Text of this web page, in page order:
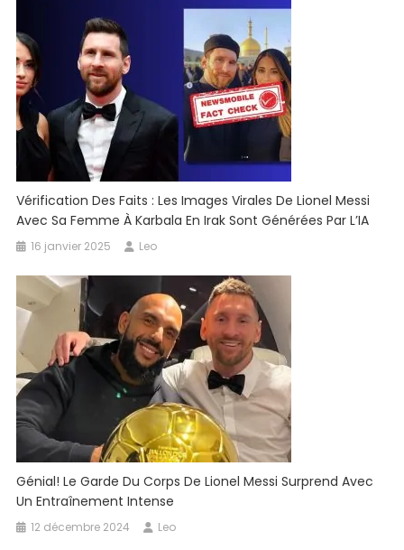
Vérification Des Faits : Les Images Virales De Lionel Messi
Avec Sa Femme À Karbala En Irak Sont Générées Par L’IA
16 janvier 2025 Leo
Génial! Le Garde Du Corps De Lionel Messi Surprend Avec
Un Entraînement Intense
12 décembre 2024 Leo